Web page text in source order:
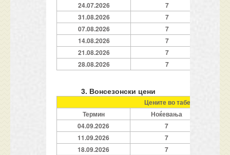
24.07.2026
7
31.08.2026
7
07.08.2026
7
14.08.2026
7
21.08.2026
7
28.08.2026
7
3. Вонсезонски цени
Цените во табелата се
Термин
Ноќевања
04.09.2026
7
11.09.2026
7
18.09.2026
7